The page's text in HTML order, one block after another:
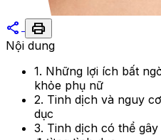
share print
Nội dung
1. Những lợi ích bất
khỏe phụ nữ
2. Tinh dịch và nguy
dục
3. Tinh dịch có thể